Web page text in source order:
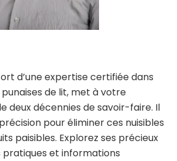
d’une expertise certifiée dans
de lit, met à votre
deux décennies de savoir-faire. Il
pour éliminer ces nuisibles
paisibles. Explorez ses précieux
pratiques et informations